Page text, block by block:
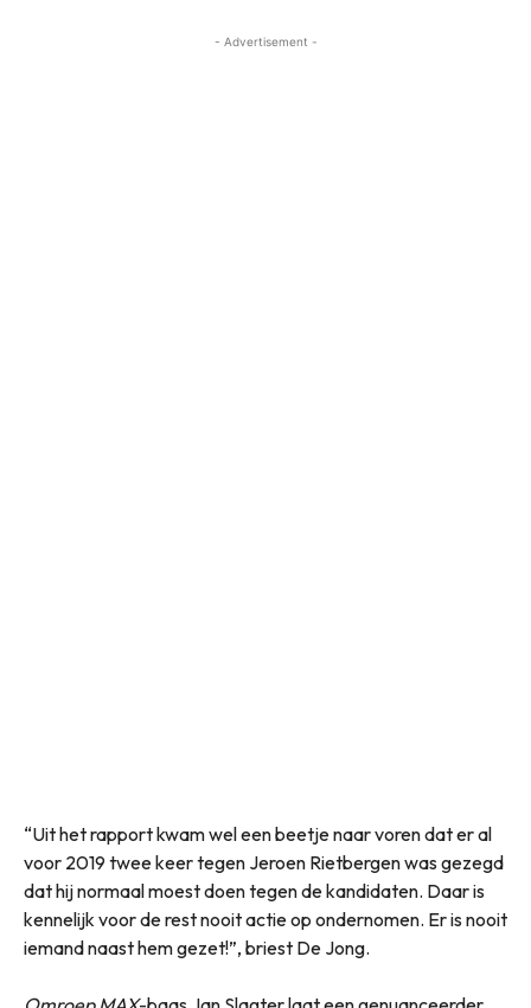
- Advertisement -
“Uit het rapport kwam wel een beetje naar voren dat er al
voor 2019 twee keer tegen Jeroen Rietbergen was gezegd
dat hij normaal moest doen tegen de kandidaten. Daar is
kennelijk voor de rest nooit actie op ondernomen. Er is nooit
iemand naast hem gezet!”, briest De Jong.